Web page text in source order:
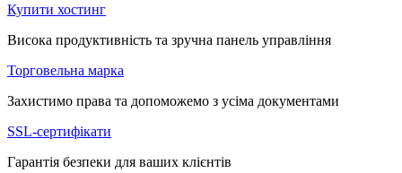
Купити хостинг
Висока продуктивність та зручна панель управління
Торговельна марка
Захистимо права та допоможемо з усіма документами
SSL-сертифікати
Гарантія безпеки для ваших клієнтів